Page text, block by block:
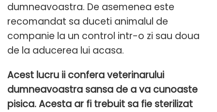
dumneavoastra. De asemenea este
recomandat sa duceti animalul de
companie la un control intr-o zi sau doua
de la aducerea lui acasa.
Acest lucru ii confera veterinarului
dumneavoastra sansa de a va cunoaste
pisica. Acesta ar fi trebuit sa fie sterilizat